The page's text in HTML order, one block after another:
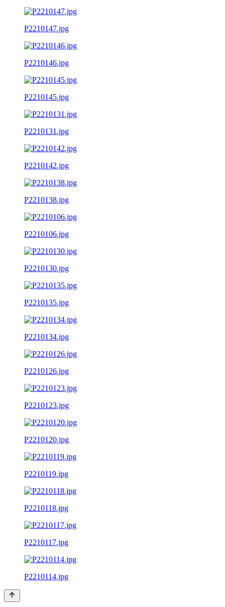
P2210147.jpg
P2210146.jpg
P2210145.jpg
P2210131.jpg
P2210142.jpg
P2210138.jpg
P2210106.jpg
P2210130.jpg
P2210135.jpg
P2210134.jpg
P2210126.jpg
P2210123.jpg
P2210120.jpg
P2210119.jpg
P2210118.jpg
P2210117.jpg
P2210114.jpg